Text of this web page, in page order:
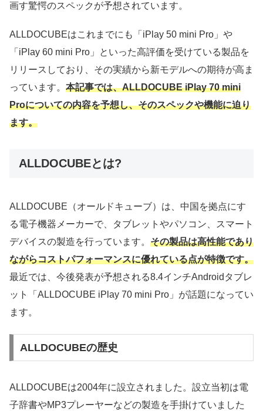
画す驚愕のスペックが予想されています。
ALLDOCUBEはこれまでにも「iPlay 50 mini Pro」や
「iPlay 60 mini Pro」といった高評価を受けている製品を
リリースしており、その実績から新モデルへの期待が高ま
っています。 本記事では、ALLDOCUBE iPlay 70 mini
Proについての内容を予想し、そのスペックや機能に迫り
ます。
ALLDOCUBEとは?
ALLDOCUBE（オールドキューブ）は、中国を拠点にす
る電子機器メーカーで、タブレットやパソコン、スマート
デバイスの製造を行っています。 その製品は高性能であり
ながらコストパフォーマンスに優れている点が特徴です。
最近では、今後発表が予想される8.4インチAndroidタブレ
ット「ALLDOCUBE iPlay 70 mini Pro」が話題になってい
ます。
ALLDOCUBEの歴史
ALLDOCUBEは2004年に設立されました。設立当初は電
子辞書やMP3プレーヤーなどの製造を手掛けていました